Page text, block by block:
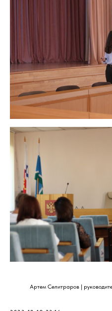
Артем Селитраров |